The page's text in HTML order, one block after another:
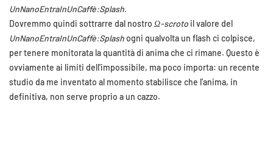
UnNanoEntraInUnCaffè:Splash.
Dovremmo quindi sottrarre dal nostro Ω-scroto il valore del
UnNanoEntraInUnCaffè:Splashogni qualvolta un flash ci colpisce,
per tenere monitorata la quantità di anima che ci rimane. Questo è
ovviamente ai limiti dell'impossibile, ma poco importa: un recente
studio da me inventato al momento stabilisce che l'anima, in
definitiva, non serve proprio a un cazzo.